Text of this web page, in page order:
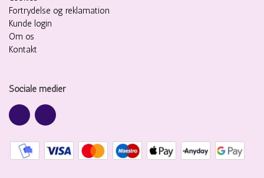
Fortrydelse og reklamation
Kunde login
Om os
Kontakt
Sociale medier